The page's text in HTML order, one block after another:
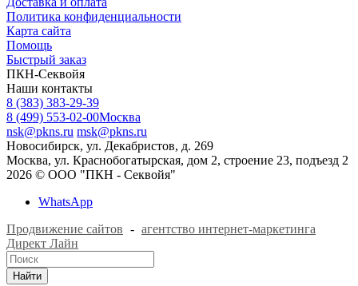
Политика конфиденциальности
Карта сайта
Помощь
Быстрый заказ
ПКН-Секвойя
Наши контакты
8 (383) 383-29-39
8 (499) 553-02-00Москва
nsk@pkns.ru msk@pkns.ru
Новосибирск, ул. Декабристов, д. 269
Москва, ул. Краснобогатырская, дом 2, строение 23, подъезд 2
2026 © ООО "ПКН - Секвойя"
WhatsApp
Продвижение сайтов - агентство интернет-маркетинга
Директ Лайн
Найти